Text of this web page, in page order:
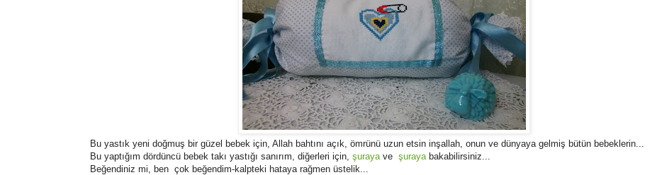
Bu yastık yeni doğmuş bir güzel bebek için, Allah bahtını açık, ömrünü uzun etsin inşallah, onun ve dünyaya gelmiş bütün bebeklerin...
Bu yaptığım dördüncü bebek takı yastığı sanırım, diğerleri için, şuraya ve şuraya bakabilirsiniz...
Beğendiniz mi, ben çok beğendim-kalpteki hataya rağmen üstelik...